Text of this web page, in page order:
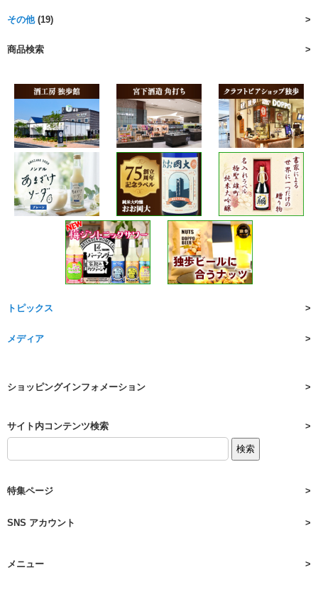
その他(19)
商品検索
トピックス
メディア
ショッピングインフォメーション
サイト内コンテンツ検索
特集ページ
SNS アカウント
メニュー